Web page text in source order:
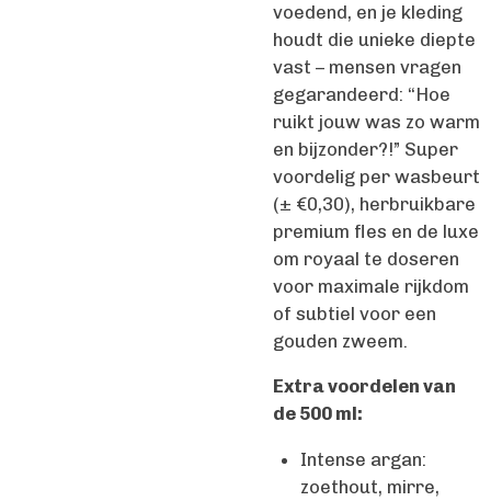
voedend, en je kleding
houdt die unieke diepte
vast – mensen vragen
gegarandeerd: “Hoe
ruikt jouw was zo warm
en bijzonder?!” Super
voordelig per wasbeurt
(± €0,30), herbruikbare
premium fles en de luxe
om royaal te doseren
voor maximale rijkdom
of subtiel voor een
gouden zweem.
Extra voordelen van
de 500 ml:
Intense argan:
zoethout, mirre,